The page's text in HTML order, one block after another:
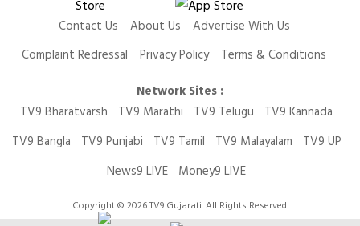
Contact Us About Us
Advertise With Us
Complaint Redressal
Privacy Policy
Terms & Conditions
Network Sites :
TV9 Bharatvarsh
TV9 Marathi TV9 Telugu
TV9 Kannada
TV9 Bangla
TV9 Punjabi TV9 Tamil TV9 Malayalam
TV9 UP
News9 LIVE
Money9 LIVE
Copyright © 2026 TV9 Gujarati. All Rights Reserved.